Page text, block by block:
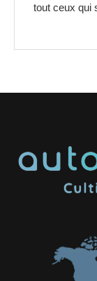
tout ceux qui